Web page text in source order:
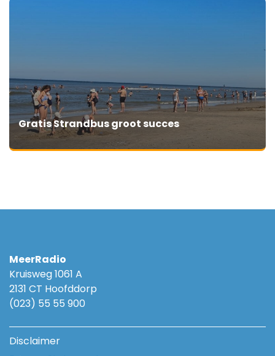
Gratis Strandbus groot succes
MeerRadio
Kruisweg 1061 A
2131 CT Hoofddorp
(023) 55 55 900
Disclaimer